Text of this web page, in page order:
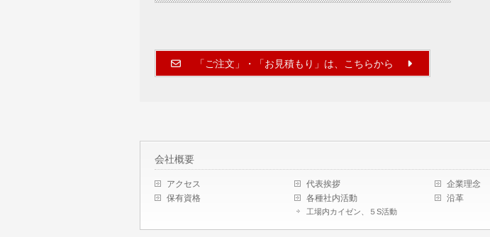
「ご注文」・「お見積もり」は、こちらから
会社概要
アクセス 代表挨拶
企業理念
保有資格
各種社内活動
工場内カイゼン、５S活動
沿革